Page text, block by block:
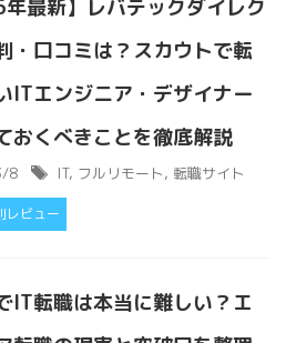
年最新】レバテックダイレク
・口コミは？スカウトで転
ITエンジニア・デザイナー
おくべきことを徹底解説
8 IT, フルリモート, 転職サイト
レビュー
IT転職は本当に難しい？エ